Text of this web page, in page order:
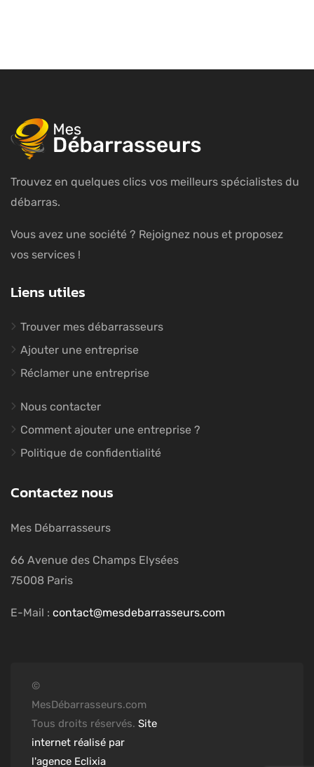
Trouvez en quelques clics vos meilleurs spécialistes du
débarras.
Vous avez une société ? Rejoignez nous et proposez
vos services !
Liens utiles
Trouver mes débarrasseurs
Ajouter une entreprise
Réclamer une entreprise
Nous contacter
Comment ajouter une entreprise ?
Politique de confidentialité
Contactez nous
Mes Débarrasseurs
66 Avenue des Champs Elysées
75008 Paris
E-Mail : contact@mesdebarrasseurs.com
©
MesDébarrasseurs.com
Tous droits réservés. Site
internet réalisé par
l'agence Eclixia